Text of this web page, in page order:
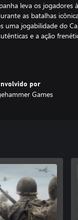
leva os jogadores
as batalhas
uma jogabilidade do
e a ação
original cheia de
e Valkyrie
suportado.
Se
por
Games